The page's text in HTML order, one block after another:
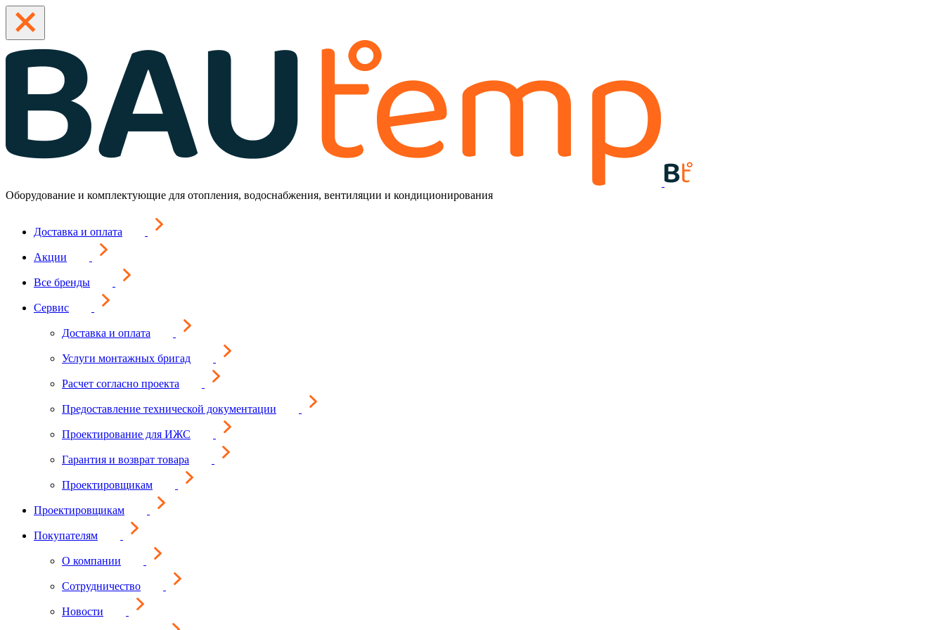
Оборудование и комплектующие для отопления, водоснабжения, вентиляции и кондиционирования
Доставка и оплата
Акции
Все бренды
Сервис
Доставка и оплата
Услуги монтажных бригад
Расчет согласно проекта
Предоставление технической документации
Проектирование для ИЖС
Гарантия и возврат товара
Проектировщикам
Проектировщикам
Покупателям
О компании
Сотрудничество
Новости